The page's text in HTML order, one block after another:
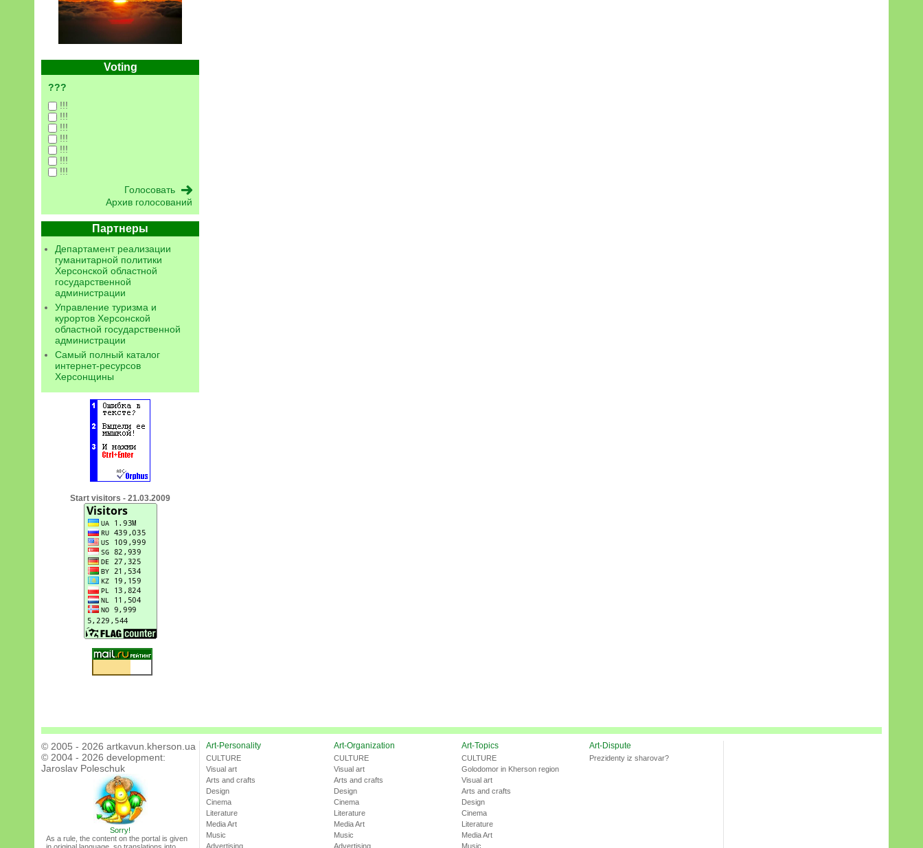
Voting
???
!!!
!!!
!!!
!!!
!!!
!!!
!!!
Архив голосований
Партнеры
Департамент реализации
гуманитарной политики
Херсонской областной
государственной
администрации
Управление туризма и
курортов Херсонской
областной государственной
администрации
Самый полный каталог
интернет-ресурсов
Херсонщины
Start visitors - 21.03.2009
© 2005 - 2026 artkavun.kherson.ua
© 2004 - 2026 development:
Jaroslav Poleschuk
Sorry!
As a rule, the content on the portal is given
Art-Personality
CULTURE
Visual art
Arts and crafts
Design
Cinema
Literature
Media Art
Music
Advertising
Art-Organization
CULTURE
Visual art
Arts and crafts
Design
Cinema
Literature
Media Art
Music
Advertising
Art-Topics
CULTURE
Golodomor in Kherson region
Visual art
Arts and crafts
Design
Cinema
Literature
Media Art
Music
Art-Dispute
Prezidenty iz sharovar?